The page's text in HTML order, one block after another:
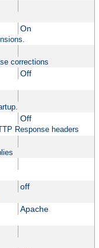
On
corrections
Off
Off
Response headers
off
Apache